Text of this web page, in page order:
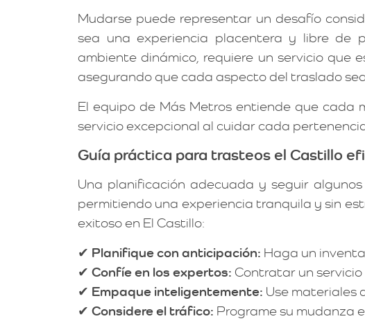
Mudarse puede representar un desafío
sea una experiencia placentera y libre de
ambiente dinámico, requiere un servicio que
asegurando que cada aspecto del traslado
El equipo de Más Metros entiende que cada
servicio excepcional al cuidar cada
Guía práctica para trasteos el Castillo
Una planificación adecuada y seguir
permitiendo una experiencia tranquila y sin
exitoso en El Castillo:
✔ Planifique con anticipación: Haga un
✔ Confíe en los expertos: Contratar un
✔ Empaque inteligentemente: Use materiales
✔ Considere el tráfico: Programe su mudanza